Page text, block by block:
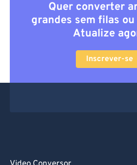
Quer converter
grandes sem filas
Atualize
Inscrever-se